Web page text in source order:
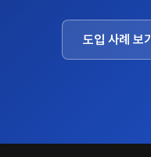
도입 사례 보기